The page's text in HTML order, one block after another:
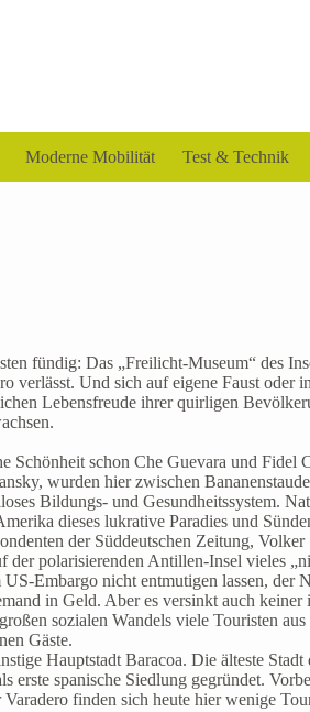
Moderne Mobilität Test & Technik
fündig: Das „Freilicht-Museum“ des
verlässt. Und sich auf eigene Faust
Lebensfreude ihrer quirligen
Schönheit schon Che Guevara und
wurden hier zwischen
Bildungs- und Gesundheitssystem.
dieses lukrative Paradies und
der Süddeutschen Zeitung,
polarisierenden Antillen-Insel vieles
Embargo nicht entmutigen lassen,
in Geld. Aber es versinkt auch
sozialen Wandels viele Touristen
Gäste.
Hauptstadt Baracoa. Die älteste
spanische Siedlung gegründet.
finden sich heute hier wenige